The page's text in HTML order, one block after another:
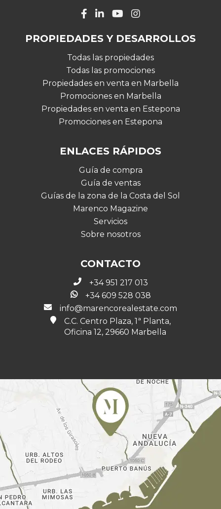
PROPIEDADES Y DESARROLLOS
Todas las propiedades
Todas las promociones
Propiedades en venta en Marbella
Promociones en Marbella
Propiedades en venta en Estepona
Promociones en Estepona
ENLACES RÁPIDOS
Guía de compra
Guía de ventas
Guías de la zona de la Costa del Sol
Marenco Magazine
Servicios
Sobre nosotros
CONTACTO
+34 951 217 013
+34 609 528 038
info@marencorealestate.com
C.C. Centro Plaza, 1ª Planta,
Oficina 12, 29660 Marbella